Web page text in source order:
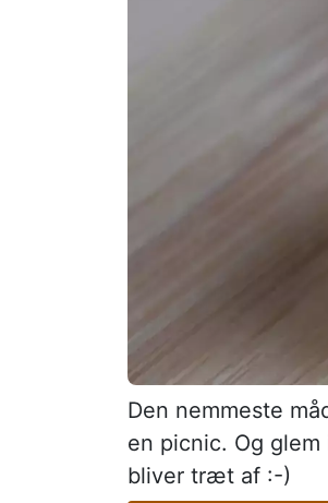
Den nemmeste
en picnic. Og
bliver træt af :-)